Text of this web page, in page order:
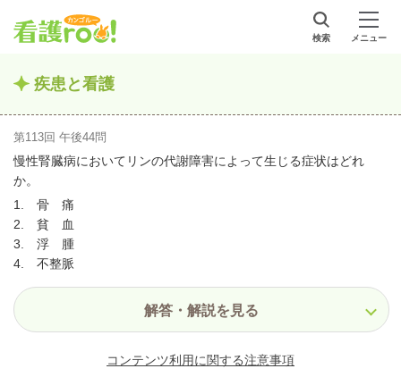
検索 メニュー
疾患と看護
第113回 午後44問
慢性腎臓病においてリンの代謝障害によって生じる症状はどれ
か。
1. 骨 痛
2. 貧 血
3. 浮 腫
4. 不整脈
解答・解説を見る
コンテンツ利用に関する注意事項